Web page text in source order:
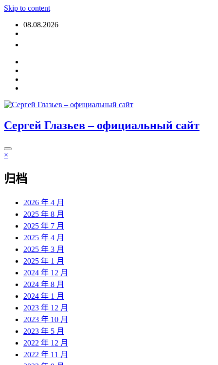
Skip to content
08.08.2026
Сергей Глазьев – официальный сайт
×
归档
2026 年 4 月
2025 年 8 月
2025 年 7 月
2025 年 4 月
2025 年 3 月
2025 年 1 月
2024 年 12 月
2024 年 8 月
2024 年 1 月
2023 年 12 月
2023 年 10 月
2023 年 5 月
2022 年 12 月
2022 年 11 月